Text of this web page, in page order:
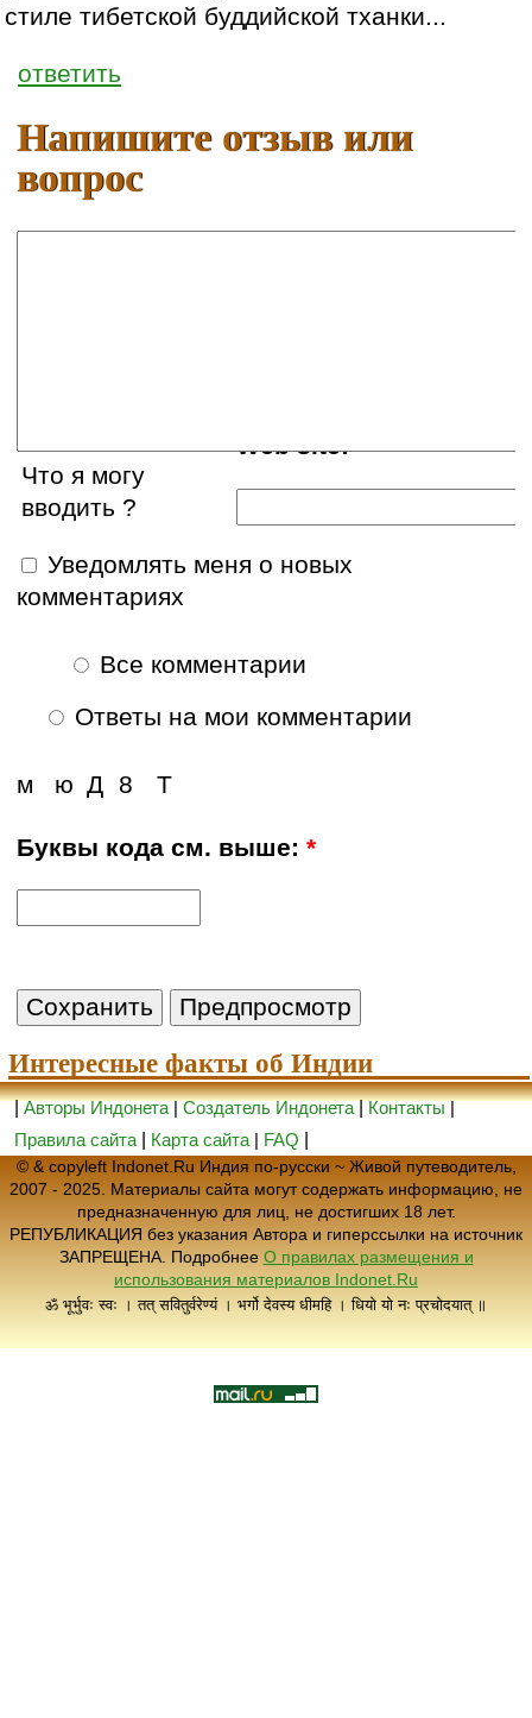
стиле тибетской буддийской тханки...
ответить
Напишите отзыв или
вопрос
Web site:
Что я могу
вводить ?
Уведомлять меня о новых
комментариях
Все комментарии
Ответы на мои комментарии
ю
м Д 8 Т
Буквы кода см. выше:*
Интересные факты об Индии
|Авторы Индонета|Создатель Индонета| Контакты
Правила сайта| Карта сайта| FAQ
© & copyleft Indonet.Ru Индия по-русски ~ Живой путеводитель,
2007 - 2025. Материалы сайта могут содержать информацию, не
предназначенную для лиц, не достигших 18 лет.
РЕПУБЛИКАЦИЯ без указания Автора и гиперссылки на источник
ЗАПРЕЩЕНА. Подробнее О правилах размещения и
использования материалов Indonet.Ru
ॐ भूर्भुवः स्वः । तत् सवितुर्वरेण्यं । भर्गो देवस्य धीमहि । धियो यो नः प्रचोदयात् ॥